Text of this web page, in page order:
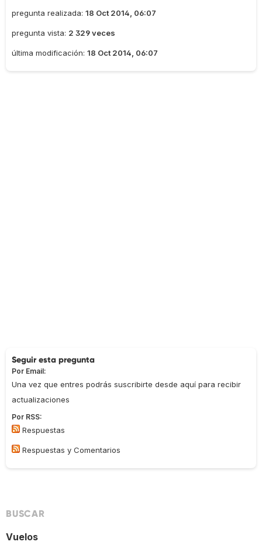
pregunta realizada: 18 Oct 2014, 06:07
pregunta vista: 2 329 veces
última modificación: 18 Oct 2014, 06:07
Seguir esta pregunta
Por Email:
Una vez que entres podrás suscribirte desde aquí para recibir
actualizaciones
Por RSS:
Respuestas
Respuestas y Comentarios
BUSCAR
Vuelos